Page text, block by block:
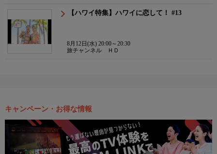
【ハワイ特集】ハワイに恋して！ #13
8月12日(水) 20:00～20:30
旅チャンネル ＨＤ
キャンペーン・お得な情報